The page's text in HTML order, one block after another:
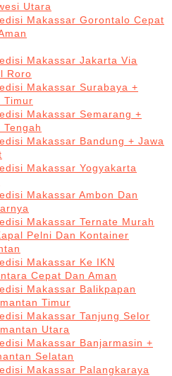
Utara
Makassar Gorontalo Cepat
Makassar Jakarta Via
Roro
Makassar Surabaya +
Timur
Makassar Semarang +
Tengah
Makassar Bandung + Jawa
Makassar Yogyakarta
Makassar Ambon Dan
Makassar Ternate Murah
Pelni Dan Kontainer
Makassar Ke IKN
Cepat Dan Aman
Makassar Balikpapan
Timur
Makassar Tanjung Selor
Utara
Makassar Banjarmasin +
Selatan
Makassar Palangkaraya